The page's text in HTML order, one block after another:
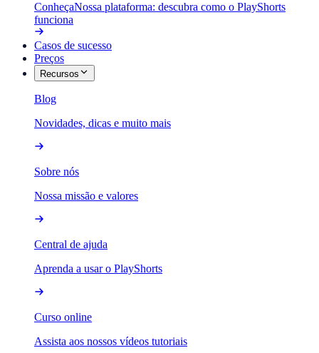
ConheçaNossa plataforma: descubra como o PlayShorts
funciona
Casos de sucesso
Preços
Recursos
Blog
Novidades, dicas e muito mais
Sobre nós
Nossa missão e valores
Central de ajuda
Aprenda a usar o PlayShorts
Curso online
Assista aos nossos vídeos tutoriais